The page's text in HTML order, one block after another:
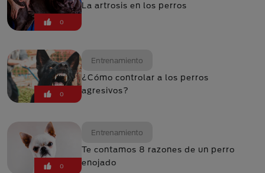
0
La artrosis en los perros
0
Entrenamiento
¿Cómo controlar a los perros
agresivos?
0
Entrenamiento
Te contamos 8 razones de un perro
enojado